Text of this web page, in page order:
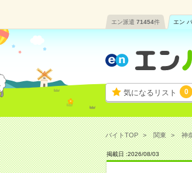
エン派遣 71454件 エン
気になるリスト 0
バイトTOP 関東 神
掲載日 :2026/08/03